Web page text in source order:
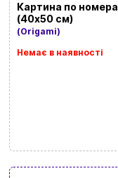
Картина по
(40х50 см)
(Origami)
Немає в наявності